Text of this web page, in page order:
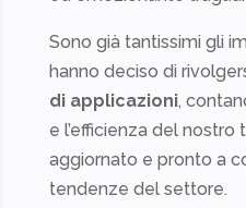
Sono già tantissimi gli
hanno deciso di
di applicazioni,
e l’efficienza del nostro
aggiornato e pronto a
tendenze del settore.